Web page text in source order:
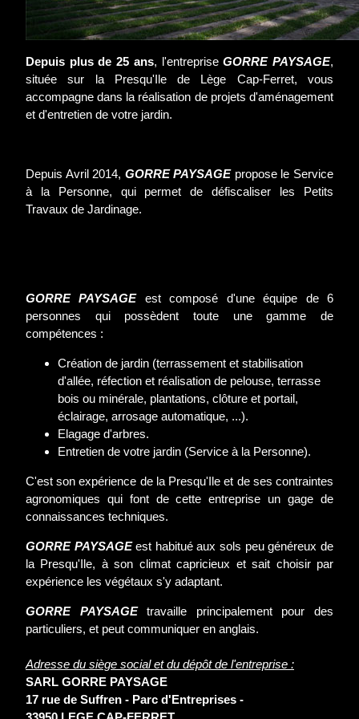
Depuis plus de 25 ans, l'entrepriseGORRE PAYSAGE,
située sur la Presqu'Ile de Lège Cap-Ferret, vous
accompagne dans la réalisation de projets d'aménagement
et d'entretien de votre jardin.
Depuis Avril 2014, GORRE PAYSAGEpropose le Service
à la Personne, qui permet de défiscaliser les Petits
Travaux de Jardinage.
GORRE PAYSAGEest composé d'une équipe de 6
personnes qui possèdent toute une gamme de
compétences :
Création de jardin (terrassement et stabilisation
d'allée, réfection et réalisation de pelouse, terrasse
bois ou minérale, plantations, clôture et portail,
éclairage, arrosage automatique, ...).
Elagage d'arbres.
Entretien de votre jardin (Service à la Personne).
C'est son expérience de la Presqu'Ile et de ses contraintes
agronomiques qui font de cette entreprise un gage de
connaissances techniques.
GORRE PAYSAGEest habitué aux sols peu généreux de
la Presqu'Ile, à son climat capricieux et sait choisir par
expérience les végétaux s'y adaptant.
GORRE PAYSAGEtravaille principalement pour des
particuliers, et peut communiquer en anglais.
Adresse du siège social et du dépôt de l'entreprise :
SARL GORRE PAYSAGE
17 rue de Suffren - Parc d'Entreprises -